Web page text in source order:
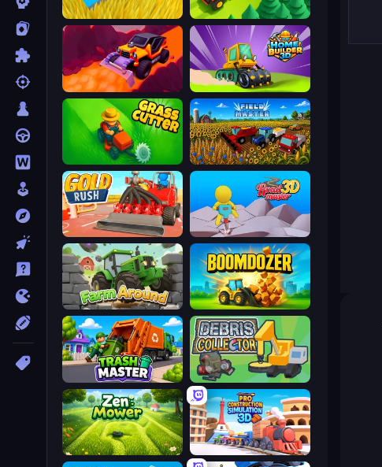
Lumber Harvest: Tree Cutting Game
Harvesting Season
Home Builder 3D
Sand King
Field Master
Road Master 3D
Gold Rush
Boomdozer
Farm Around
Debris Collector
Trash Master
Zen Mower